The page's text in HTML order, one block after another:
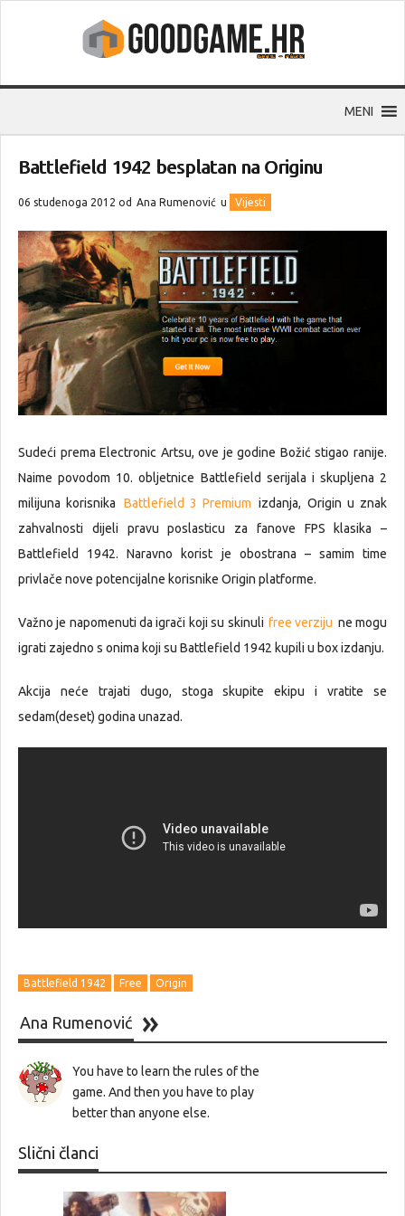
MENI
Battlefield 1942 besplatan na Originu
06 studenoga 2012 od Ana Rumenović u Vijesti
Sudeći prema Electronic Artsu, ove je godine Božić stigao ranije.
Naime povodom 10. obljetnice Battlefield serijala i skupljena 2
milijuna korisnika
Battlefield 3 Premium izdanja, Origin u znak
zahvalnosti dijeli pravu poslasticu za fanove FPS klasika –
Battlefield 1942. Naravno korist je obostrana – samim time
privlače nove potencijalne korisnike Origin platforme.
Važno je napomenuti da igrači koji su skinuli free verziju ne mogu
igrati zajedno s onima koji su Battlefield 1942 kupili u box izdanju.
Akcija neće trajati dugo, stoga skupite ekipu i vratite se
sedam(deset) godina unazad.
Battlefield 1942 Free Origin
Ana Rumenović
You have to learn the rules of the
game. And then you have to play
better than anyone else.
Slični članci